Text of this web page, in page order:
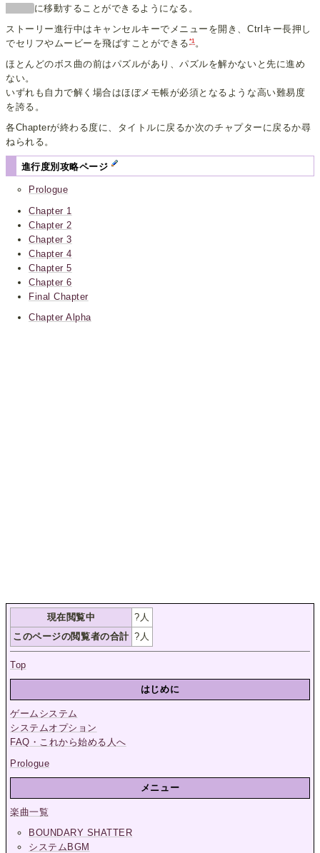
に移動することができるようになる。
ストーリー進行中はキャンセルキーでメニューを開き、Ctrlキー長押し
でセリフやムービーを飛ばすことができる *1。
ほとんどのボス曲の前はパズルがあり、パズルを解かないと先に進め
ない。
いずれも自力で解く場合はほぼメモ帳が必須となるような高い難易度
を誇る。
各Chapterが終わる度に、タイトルに戻るか次のチャプターに戻るか尋
ねられる。
進行度別攻略ページ
Prologue
Chapter 1
Chapter 2
Chapter 3
Chapter 4
Chapter 5
Chapter 6
Final Chapter
Chapter Alpha
現在閲覧中 ? 人
このページの閲覧者の合計 ? 人
Top
はじめに
ゲームシステム
システムオプション
FAQ・これから始める人へ
Prologue
メニュー
楽曲一覧
BOUNDARY SHATTER
システムBGM